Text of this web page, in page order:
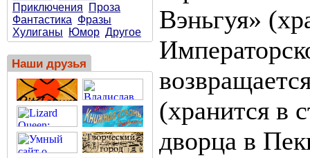
Приключения
Проза
Фантастика Фразы
Хулиганы
Юмор Другое
Наши друзья
Вэньгуя»
(хранится в
дворца в